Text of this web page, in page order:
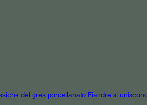
del gres porcellanato Fiandre si